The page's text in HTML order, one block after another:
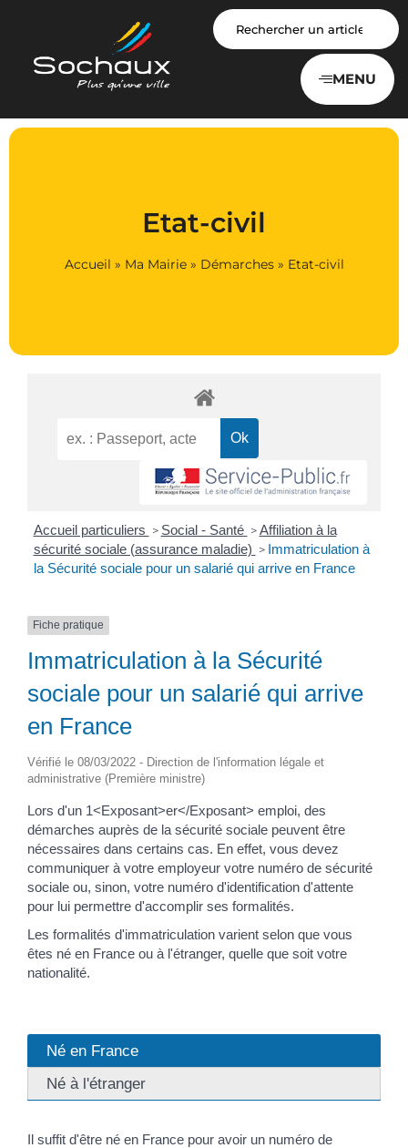
MENU
Etat-civil
Accueil » Ma Mairie» Démarches» Etat-civil
Accueil particuliers > Social - Santé > Affiliation à la
sécurité sociale (assurance maladie) > Immatriculation à
la Sécurité sociale pour un salarié qui arrive en France
Fiche pratique
Immatriculation à la Sécurité
sociale pour un salarié qui arrive
en France
Vérifié le 08/03/2022 - Direction de l'information légale et
administrative (Première ministre)
Lors d'un 1<Exposant>er</Exposant> emploi, des
démarches auprès de la sécurité sociale peuvent être
nécessaires dans certains cas. En effet, vous devez
communiquer à votre employeur votre numéro de sécurité
sociale ou, sinon, votre numéro d'identification d'attente
pour lui permettre d'accomplir ses formalités.
Les formalités d'immatriculation varient selon que vous
êtes né en France ou à l'étranger, quelle que soit votre
nationalité.
Né en France
Né à l'étranger
Il suffit d'être né en France pour avoir un numéro de
Panneau de gestion des cookies